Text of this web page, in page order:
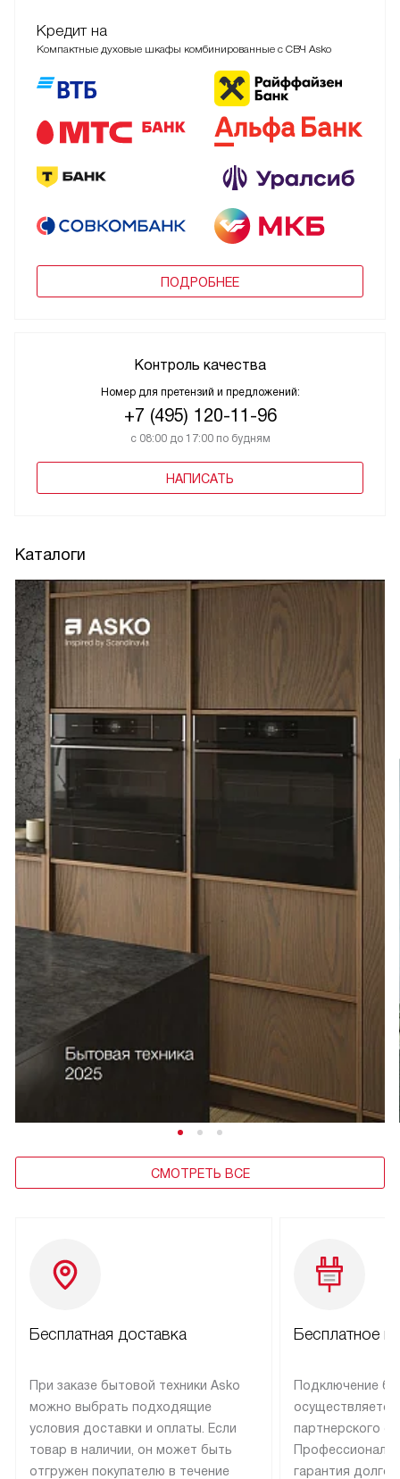
Кредит на
Компактные духовые шкафы комбинированные с СВЧ Asko
ПОДРОБНЕЕ
Контроль качества
Номер для претензий и предложений:
+7 (495) 120-11-96
с 08:00 до 17:00 по будням
НАПИСАТЬ
Каталоги
СМОТРЕТЬ ВСЕ
Бесплатная доставка
При заказе бытовой техники Asko
можно выбрать подходящие
условия доставки и оплаты. Если
товар в наличии, он может быть
отгружен покупателю в течение
Бесплатное
Подключение
партнерского
гарантия